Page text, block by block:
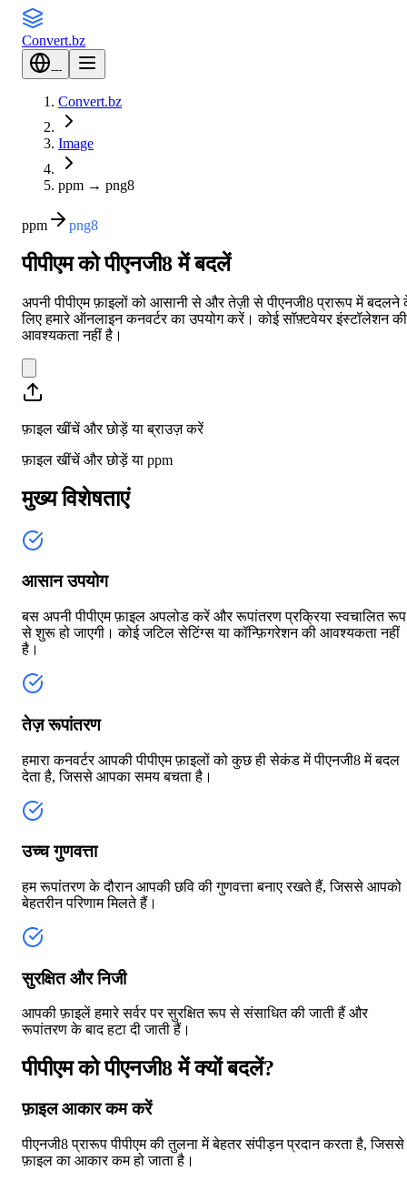
Convert.bz
---
Convert.bz
Image
ppm → png8
ppm png8
पीपीएम को पीएनजी8 में बदलें
अपनी पीपीएम फ़ाइलों को आसानी से और तेज़ी से पीएनजी8 प्रारूप में बदलने
लिए हमारे ऑनलाइन कनवर्टर का उपयोग करें। कोई सॉफ़्टवेयर इंस्टॉलेशन की
आवश्यकता नहीं है।
फ़ाइल खींचें और छोड़ें या ब्राउज़ करें
फ़ाइल खींचें और छोड़ें या ppm
मुख्य विशेषताएं
आसान उपयोग
बस अपनी पीपीएम फ़ाइल अपलोड करें और रूपांतरण प्रक्रिया स्वचालित रूप
से शुरू हो जाएगी। कोई जटिल सेटिंग्स या कॉन्फ़िगरेशन की आवश्यकता नहीं
है।
तेज़ रूपांतरण
हमारा कनवर्टर आपकी पीपीएम फ़ाइलों को कुछ ही सेकंड में पीएनजी8 में बदल
देता है, जिससे आपका समय बचता है।
उच्च गुणवत्ता
हम रूपांतरण के दौरान आपकी छवि की गुणवत्ता बनाए रखते हैं, जिससे आपको
बेहतरीन परिणाम मिलते हैं।
सुरक्षित और निजी
आपकी फ़ाइलें हमारे सर्वर पर सुरक्षित रूप से संसाधित की जाती हैं और
रूपांतरण के बाद हटा दी जाती हैं।
पीपीएम को पीएनजी8 में क्यों बदलें?
फ़ाइल आकार कम करें
पीएनजी8 प्रारूप पीपीएम की तुलना में बेहतर संपीड़न प्रदान करता है, जिससे
फ़ाइल का आकार कम हो जाता है।